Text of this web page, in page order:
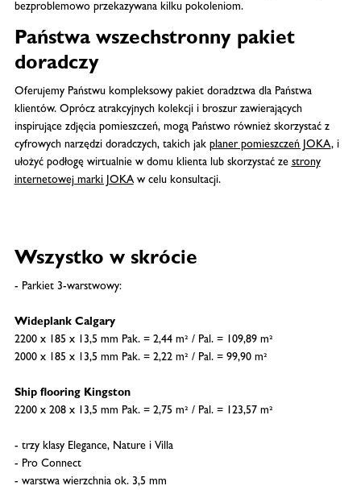
bezproblemowo przekazywana kilku pokoleniom.
Państwa wszechstronny pakiet
doradczy
Oferujemy Państwu kompleksowy pakiet doradztwa dla Państwa
klientów. Oprócz atrakcyjnych kolekcji i broszur zawierających
inspirujące zdjęcia pomieszczeń, mogą Państwo również skorzystać z
cyfrowych narzędzi doradczych, takich jak planer pomieszczeń JOKA, i
ułożyć podłogę wirtualnie w domu klienta lub skorzystać ze strony
internetowej marki JOKAw celu konsultacji.
Wszystko w skrócie
- Parkiet 3-warstwowy:
Wideplank Calgary
2200 x 185 x 13,5 mm Pak. = 2,44 m² / Pal. = 109,89 m²
2000 x 185 x 13,5 mm Pak. = 2,22 m² / Pal. = 99,90 m²
Ship flooring Kingston
2200 x 208 x 13,5 mm Pak. = 2,75 m² / Pal. = 123,57 m²
- trzy klasy Elegance, Nature i Villa
- Pro Connect
- warstwa wierzchnia ok. 3,5 mm